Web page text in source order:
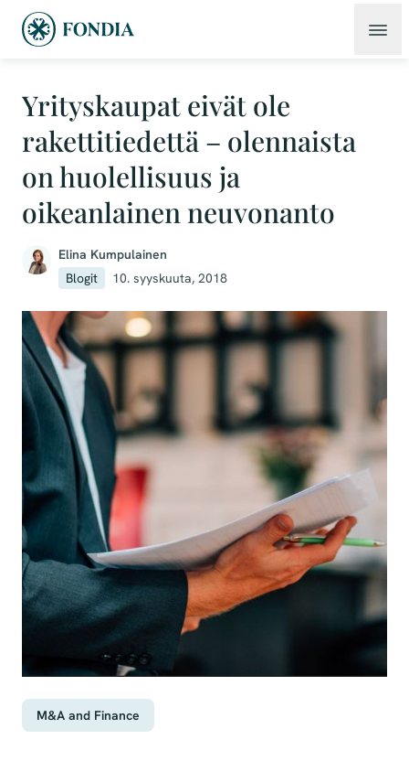
Yrityskaupat eivät ole
rakettitiedettä – olennaista
on huolellisuus ja
oikeanlainen neuvonanto
Elina Kumpulainen
Blogit
10. syyskuuta, 2018
M&A and Finance